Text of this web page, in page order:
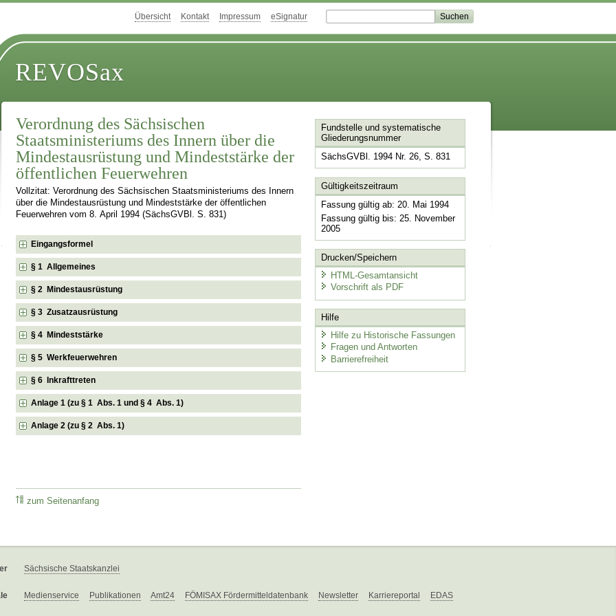
Übersicht Kontakt Impressum eSignatur
REVOSax
Verordnung des Sächsischen
Staatsministeriums des Innern über die
Mindestausrüstung und Mindeststärke der
öffentlichen Feuerwehren
Vollzitat: Verordnung des Sächsischen Staatsministeriums des Innern
über die Mindestausrüstung und Mindeststärke der öffentlichen
Feuerwehren vom 8. April 1994 (SächsGVBl. S. 831)
Eingangsformel
§ 1 Allgemeines
§ 2 Mindestausrüstung
§ 3 Zusatzausrüstung
§ 4 Mindeststärke
§ 5 Werkfeuerwehren
§ 6 Inkrafttreten
Anlage 1 (zu § 1 Abs. 1 und § 4 Abs. 1)
Anlage 2 (zu § 2 Abs. 1)
zum Seitenanfang
Fundstelle und systematische
Gliederungsnummer
SächsGVBl. 1994 Nr. 26, S. 831
Gültigkeitszeitraum
Fassung gültig ab: 20. Mai 1994
Fassung gültig bis: 25. November
2005
Drucken/Speichern
HTML-Gesamtansicht
Vorschrift als PDF
Hilfe
Hilfe zu Historische Fassungen
Fragen und Antworten
Barrierefreiheit
Sächsische Staatskanzlei
Medienservice Publikationen Amt24 FÖMISAX Fördermitteldatenbank Newsletter Karriereportal EDAS